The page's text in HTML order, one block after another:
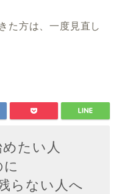
た方は、一度見直し
たい人
らない人へ